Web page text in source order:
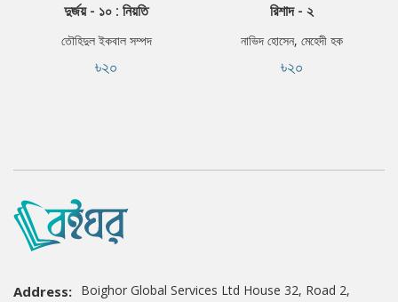
দুর্জয় - ১০ : নিয়তি
তৌহিদুল ইকবাল সম্পদ
৳২০
রিশাদ - ২
নাভিদ হোসেন, মেহেদী হক
৳২০
Address: Boighor Global Services Ltd House 32, Road 2,